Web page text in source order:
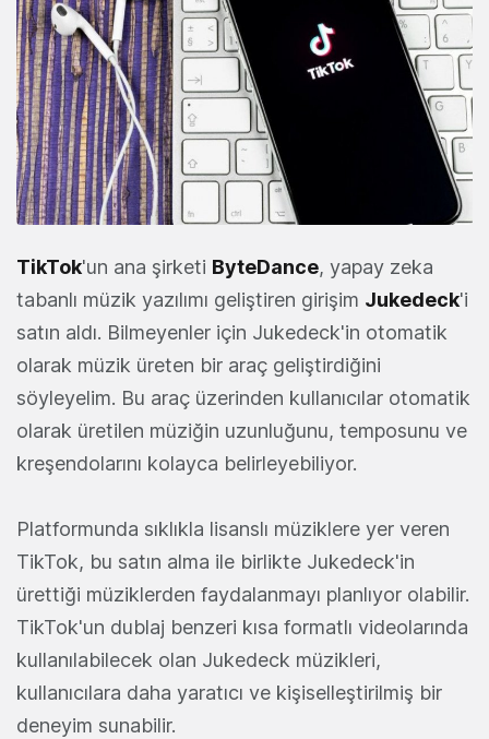
TikTok'un ana şirketi ByteDance, yapay zeka
tabanlı müzik yazılımı geliştiren girişim Jukedeck'i
satın aldı. Bilmeyenler için Jukedeck'in otomatik
olarak müzik üreten bir araç geliştirdiğini
söyleyelim. Bu araç üzerinden kullanıcılar otomatik
olarak üretilen müziğin uzunluğunu, temposunu ve
kreşendolarını kolayca belirleyebiliyor.
Platformunda sıklıkla lisanslı müziklere yer veren
TikTok, bu satın alma ile birlikte Jukedeck'in
ürettiği müziklerden faydalanmayı planlıyor olabilir.
TikTok'un dublaj benzeri kısa formatlı videolarında
kullanılabilecek olan Jukedeck müzikleri,
kullanıcılara daha yaratıcı ve kişiselleştirilmiş bir
deneyim sunabilir.